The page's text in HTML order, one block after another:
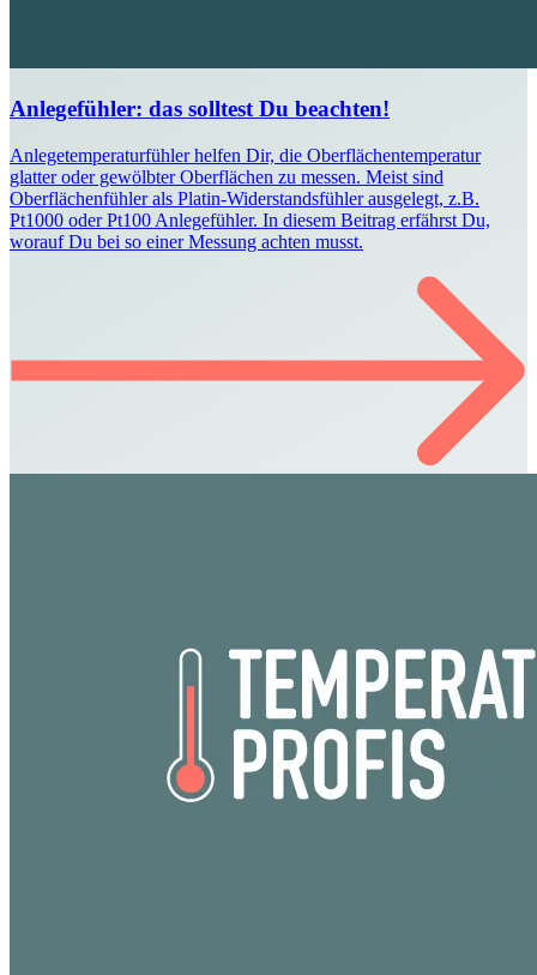
Anlegefühler: das solltest Du beachten!
Anlegetemperaturfühler helfen Dir, die Oberflächentemperatur
glatter oder gewölbter Oberflächen zu messen. Meist sind
Oberflächenfühler als Platin-Widerstandsfühler ausgelegt, z.B.
Pt1000 oder Pt100 Anlegefühler. In diesem Beitrag erfährst Du,
worauf Du bei so einer Messung achten musst.